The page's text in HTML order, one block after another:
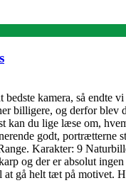
kamera, så
billigere, og derfor blev
kan du lige læse om,
godt, portrætterne
Karakter: 9
og der er absolut
at gå helt tæt på motivet.